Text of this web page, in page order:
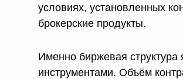
условиях, установленных
брокерские продукты.
Именно биржевая
инструментами. Объём